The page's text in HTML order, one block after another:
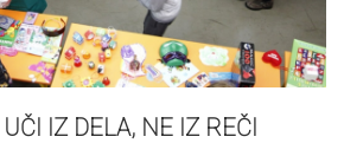
IZ DELA, NE IZ REČI